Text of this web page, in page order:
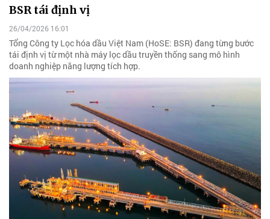
BSR tái định vị
26/04/2026 16:01
Tổng Công ty Lọc hóa dầu Việt Nam (HoSE: BSR) đang từng bước
tái định vị từ một nhà máy lọc dầu truyền thống sang mô hình
doanh nghiệp năng lượng tích hợp.